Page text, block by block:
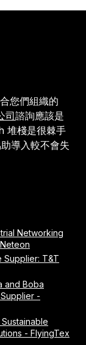
您們組織的
司諮詢應該是
堆棧是很棘手
導入較不會失
Networking
Supplier: T&T
and Boba
-
- FlyingTex